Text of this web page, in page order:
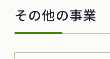
その他の事業